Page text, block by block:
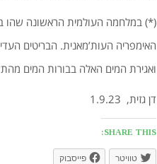
(*) במלחמה העולמית הראשונה שהו
האימפריה העות’מאנית. הבריטים
ואגירת המים האלה בבורות המים
דן גזית, 1.9.23
SHARE THIS:
טוויטר פייסבוק